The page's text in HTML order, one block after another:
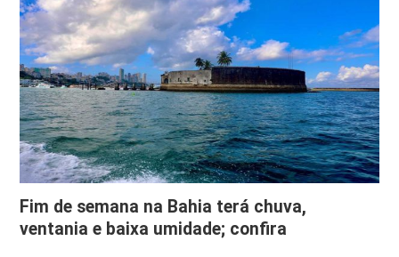
Fim de semana na Bahia terá chuva,
ventania e baixa umidade; confira